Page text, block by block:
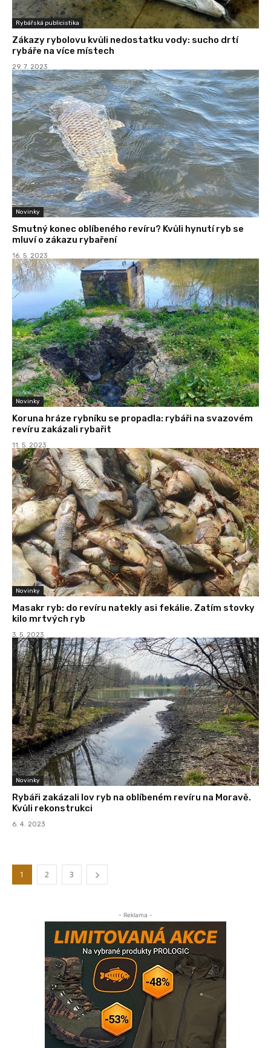
Rybářská publicistika
Zákazy rybolovu kvůli nedostatku vody: sucho drtí
rybáře na více místech
29. 7. 2023
Novinky
Smutný konec oblíbeného revíru? Kvůli hynutí ryb se
mluví o zákazu rybaření
16. 5. 2023
Novinky
Koruna hráze rybníku se propadla: rybáři na svazovém
revíru zakázali rybařit
11. 5. 2023
Novinky
Masakr ryb: do revíru natekly asi fekálie. Zatím stovky
kilo mrtvých ryb
3. 5. 2023
Novinky
Rybáři zakázali lov ryb na oblíbeném revíru na Moravě.
Kvůli rekonstrukci
6. 4. 2023
1 2 3
- Reklama -